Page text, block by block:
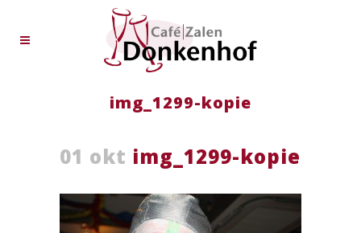
img_1299-kopie
01 okt img_1299-kopie